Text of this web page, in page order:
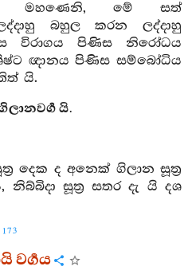
මහණෙනි, මේ සත්
බහුල කරන ලද්දාහු
විරාගය පිණිස නිරෝධය
ඥානය පිණිස සම්බෝධිය
යි.
යි.
දෙක ද අනෙක් ගිලාන සූත්‍ර
නිබ්බිදා සූත්‍ර සතර දැ යි දශ
173
වර්‍ගය